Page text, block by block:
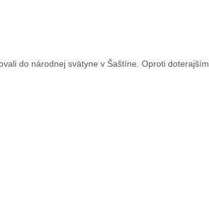
do národnej svätyne v Šaštíne. Oproti doterajším